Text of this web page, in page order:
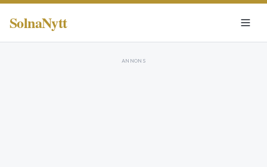
SolnaNytt
ANNONS